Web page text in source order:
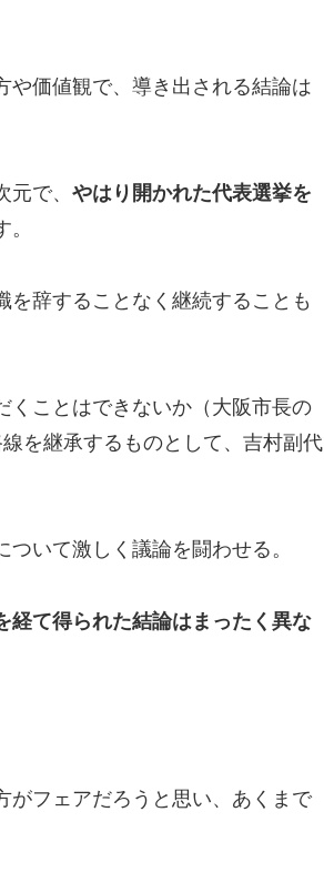
や価値観で、導き出される結論は
で、 やはり開かれた代表選挙を
。
辞することなく継続することも
くことはできないか（大阪市長の
を継承するものとして、吉村副代
いて激しく議論を闘わせる。
経て得られた結論はまったく異な
がフェアだろうと思い、あくまで